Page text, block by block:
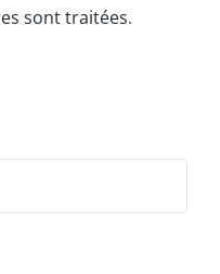
sont traitées.